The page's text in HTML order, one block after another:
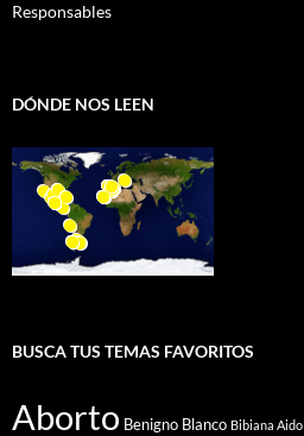
Responsables
DÓNDE NOS LEEN
BUSCA TUS TEMAS FAVORITOS
Aborto Benigno Blanco Bibiana Aido